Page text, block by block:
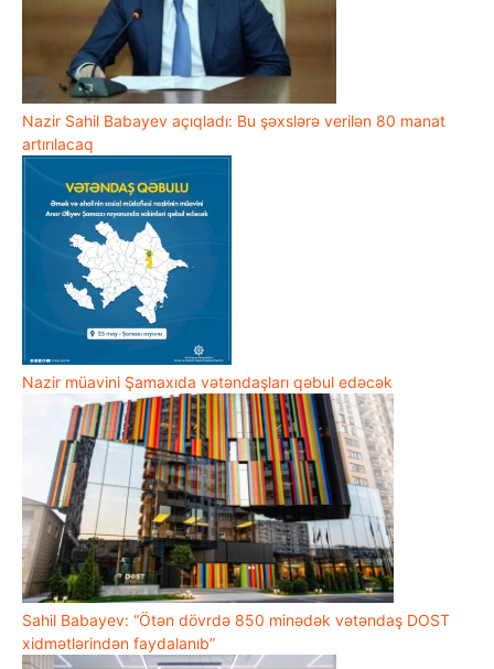
Nazir Sahil Babayev açıqladı: Bu şəxslərə verilən 80 manat
artırılacaq
Nazir müavini Şamaxıda vətəndaşları qəbul edəcək
Sahil Babayev: “Ötən dövrdə 850 minədək vətəndaş DOST
xidmətlərindən faydalanıb”